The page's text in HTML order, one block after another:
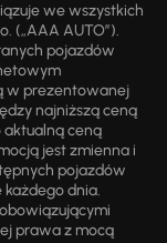
we wszystkich
(„AAA AUTO”).
pojazdów
w prezentowanej
najniższą ceną
aktualną ceną
jest zmienna i
pojazdów
każdego dnia.
prawa z mocą